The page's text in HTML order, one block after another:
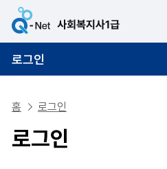
로그인
홈 로그인
로그인